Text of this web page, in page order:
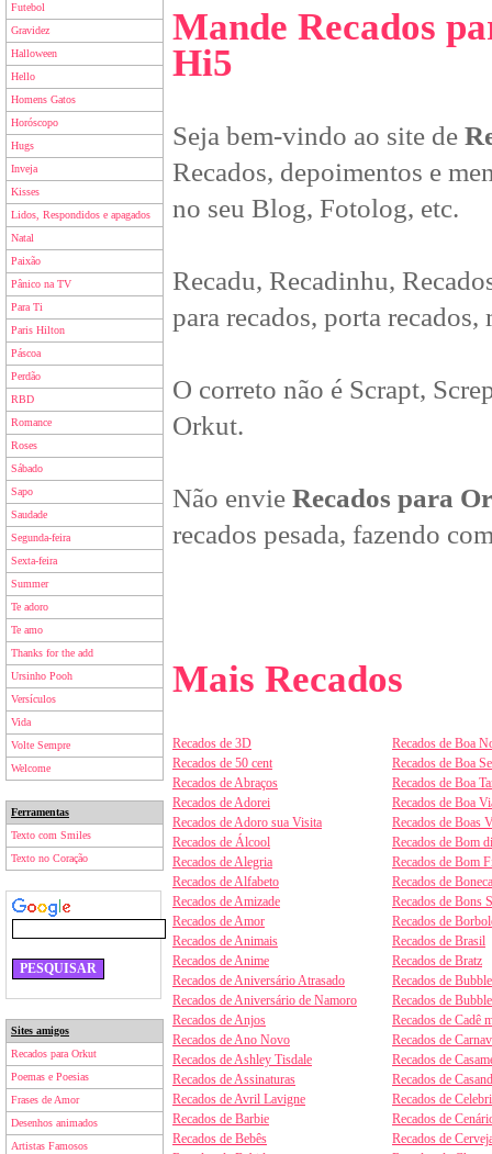
Futebol
Gravidez
Halloween
Hello
Homens Gatos
Horóscopo
Hugs
Inveja
Kisses
Lidos, Respondidos e apagados
Natal
Paixão
Pânico na TV
Para Ti
Paris Hilton
Páscoa
Perdão
RBD
Romance
Roses
Sábado
Sapo
Saudade
Segunda-feira
Sexta-feira
Summer
Te adoro
Te amo
Thanks for the add
Ursinho Pooh
Versículos
Vida
Volte Sempre
Welcome
Ferramentas
Texto com Smiles
Texto no Coração
Sites amigos
Recados para Orkut
Poemas e Poesias
Frases de Amor
Desenhos animados
Artistas Famosos
Mande Recados
Hi5
Seja bem-vindo ao site de
Recados, depoimentos e
no seu Blog, Fotolog, etc.
Recadu, Recadinhu,
para recados, porta
O correto não é Scrapt,
Orkut.
Não envie Recados para
recados pesada, fazendo
Mais Recados
Recados de 3D
Recados de 50 cent
Recados de Abraços
Recados de Adorei
Recados de Adoro sua Visita
Recados de Álcool
Recados de Alegria
Recados de Alfabeto
Recados de Amizade
Recados de Amor
Recados de Animais
Recados de Anime
Recados de Aniversário Atrasado
Recados de Aniversário de Namoro
Recados de Anjos
Recados de Ano Novo
Recados de Ashley Tisdale
Recados de Assinaturas
Recados de Avril Lavigne
Recados de Barbie
Recados de Bebês
Recados de Boa
Recados de Boa
Recados de Boa
Recados de Boa
Recados de Boas
Recados de Bom
Recados de Bom
Recados de
Recados de Bons
Recados de
Recados de Brasil
Recados de Bratz
Recados de
Recados de
Recados de Cadê
Recados de
Recados de
Recados de
Recados de
Recados de
Recados de